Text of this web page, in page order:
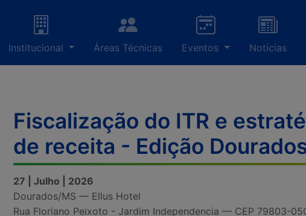
Institucional Áreas Técnicas Eventos Notícias
Fiscalização do ITR e
de receita - Edição
27 | Julho | 2026
Dourados/MS — Ellus Hotel
Rua Floriano Peixoto - Jardim Independencia — CEP 79803-